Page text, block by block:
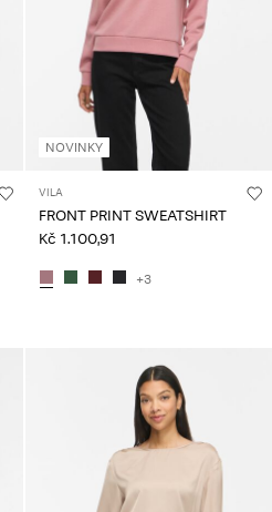
NOVINKY
VILA
FRONT PRINT SWEATSHIRT
Kč 1.100,91
+3